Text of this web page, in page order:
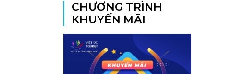
CHƯƠNG TRÌNH
KHUYẾN MÃI